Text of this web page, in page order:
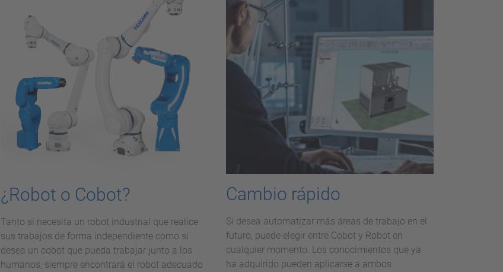
¿Robot o Cobot?
Tanto si necesita un robot industrial que realice
sus trabajos de forma independiente como si
desea un cobot que pueda trabajar junto a los
humanos, siempre encontrará el robot adecuado
Cambio rápido
Si desea automatizar más áreas de trabajo en el
futuro, puede elegir entre Cobot y Robot en
cualquier momento. Los conocimientos que ya
ha adquirido pueden aplicarse a ambos